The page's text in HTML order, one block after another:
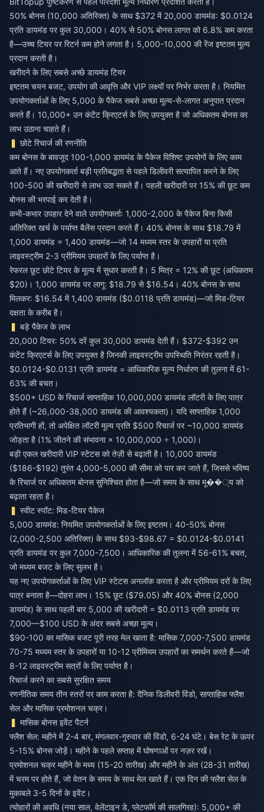
50% बोनस (10,000 अतिरिक्त) के साथ $372 में 20,000 डायमंड: $0.0124
प्रति डायमंड पर कुल 30,000। 40% से 50% बोनस लागत को 6.8% कम करता
है—उच्च टियर पर रिटर्न कम होने लगता है। 5,000-10,000 की रेंज इष्टतम मूल्य
प्रदान करती है।
खरीदने के लिए सबसे अच्छे डायमंड टियर
इष्टतम चयन बजट, उपयोग की आवृत्ति और VIP लक्ष्यों पर निर्भर करता है। नियमित
उपयोगकर्ताओं के लिए 5,000 के पैकेज सबसे अच्छा मूल्य-से-लागत अनुपात प्रदान
करते हैं। 10,000+ उन कंटेंट क्रिएटर्स के लिए उपयुक्त है जो अधिकतम बोनस का
लाभ उठाना चाहते हैं।
छोटे रिचार्ज की रणनीति
कम बोनस के बावजूद 100-1,000 डायमंड के पैकेज विशिष्ट उपयोगों के लिए काम
आते हैं। नए उपयोगकर्ता बड़ी प्रतिबद्धता से पहले डिलीवरी सत्यापित करने के लिए
100-500 की खरीदारी से लाभ उठा सकते हैं। पहली खरीदारी पर 15% की छूट कम
बोनस की भरपाई कर देती है।
कभी-कभार उपहार देने वाले उपयोगकर्ता: 1,000-2,000 के पैकेज बिना किसी
अतिरिक्त खर्च के पर्याप्त बैलेंस प्रदान करते हैं। 40% बोनस के साथ $18.79 में
1,000 डायमंड = 1,400 डायमंड—जो 14 मध्यम स्तर के उपहारों या प्रति
लाइवस्ट्रीम 2-3 प्रीमियम उपहारों के लिए पर्याप्त है।
रेफरल छूट छोटे टियर के मूल्य में सुधार करती है। 5 मित्र = 12% की छूट (अधिकतम
$20)। 1,000 डायमंड पर लागू: $18.79 से $16.54। 40% बोनस के साथ
मिलकर: $16.54 में 1,400 डायमंड ($0.0118 प्रति डायमंड)—जो मिड-टियर
दक्षता के करीब है।
बड़े पैकेज के लाभ
20,000 टियर: 50% दरें कुल 30,000 डायमंड देती हैं। $372-$392 उन
कंटेंट क्रिएटर्स के लिए उपयुक्त है जिनकी लाइवस्ट्रीम उपस्थिति निरंतर रहती है।
$0.0124-$0.0131 प्रति डायमंड = आधिकारिक मूल्य निर्धारण की तुलना में 61-
63% की बचत।
$500+ USD के रिचार्ज साप्ताहिक 10,000,000 डायमंड लॉटरी के लिए पात्र
होते हैं (~26,000-38,000 डायमंड की आवश्यकता)। यदि साप्ताहिक 1,000
प्रतिभागी हों, तो अपेक्षित लॉटरी मूल्य प्रति $500 रिचार्ज पर ~10,000 डायमंड
जोड़ता है (1% जीतने की संभावना × 10,000,000 ÷ 1,000)।
बड़ी एकल खरीदारी VIP स्टेटस को तेज़ी से बढ़ाती है। 10,000 डायमंड
($186-$192) तुरंत 4,000-5,000 की सीमा को पार कर जाते हैं, जिससे भविष्य
के रिचार्ज पर अधिकतम बोनस सुनिश्चित होता है—जो समय के साथ मू��्य को
बढ़ाता रहता है।
स्वीट स्पॉट: मिड-टियर पैकेज
5,000 डायमंड: नियमित उपयोगकर्ताओं के लिए इष्टतम। 40-50% बोनस
(2,000-2,500 अतिरिक्त) के साथ $93-$98.67 = $0.0124-$0.0141
प्रति डायमंड पर कुल 7,000-7,500। आधिकारिक की तुलना में 56-61% बचत,
जो मध्यम बजट के लिए सुलभ है।
यह नए उपयोगकर्ताओं के लिए VIP स्टेटस अनलॉक करता है और प्रीमियम दरों के लिए
पात्र बनाता है—दोहरा लाभ। 15% छूट ($79.05) और 40% बोनस (2,000
डायमंड) के साथ पहली बार 5,000 की खरीदारी = $0.0113 प्रति डायमंड पर
7,000—$100 USD के अंदर सबसे अच्छा मूल्य।
$90-100 का मासिक बजट पूरी तरह मेल खाता है: मासिक 7,000-7,500 डायमंड
70-75 मध्यम स्तर के उपहारों या 10-12 प्रीमियम उपहारों का समर्थन करते हैं—जो
8-12 लाइवस्ट्रीम सत्रों के लिए पर्याप्त है।
रिचार्ज करने का सबसे सुरक्षित समय
रणनीतिक समय तीन स्तरों पर काम करता है: दैनिक डिलीवरी विंडो, साप्ताहिक फ्लैश
सेल और मासिक प्रमोशनल चक्र।
मासिक बोनस इवेंट पैटर्न
फ्लैश सेल: महीने में 2-4 बार, मंगलवार-गुरुवार की विंडो, 6-24 घंटे। बेस रेट के ऊपर
5-15% बोनस जोड़ें। महीने के पहले सप्ताह में घोषणाओं पर नज़र रखें।
प्रमोशनल चक्र महीने के मध्य (15-20 तारीख) और महीने के अंत (28-31 तारीख)
में चरम पर होते हैं, जो वेतन के समय के साथ मेल खाते हैं। एक दिन की फ्लैश सेल के
मुकाबले 3-5 दिनों के इवेंट।
त्योहारों की अवधि (नया साल, वेलेंटाइन डे, प्लेटफॉर्म की सालगिरह): 5,000+ की